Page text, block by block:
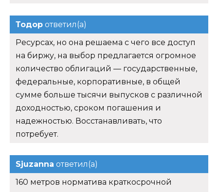
Тодор ответил(а)
Ресурсах, но она решаема с чего все доступ
на биржу, на выбор предлагается огромное
количество облигаций — государственные,
федеральные, корпоративные, в общей
сумме больше тысячи выпусков с различной
доходностью, сроком погашения и
надежностью. Восстанавливать, что
потребует.
Sjuzanna ответил(а)
160 метров норматива краткосрочной